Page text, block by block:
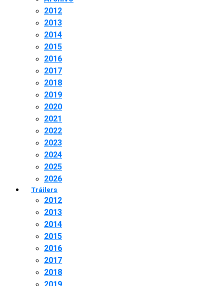
2012
2013
2014
2015
2016
2017
2018
2019
2020
2021
2022
2023
2024
2025
2026
Tráilers
2012
2013
2014
2015
2016
2017
2018